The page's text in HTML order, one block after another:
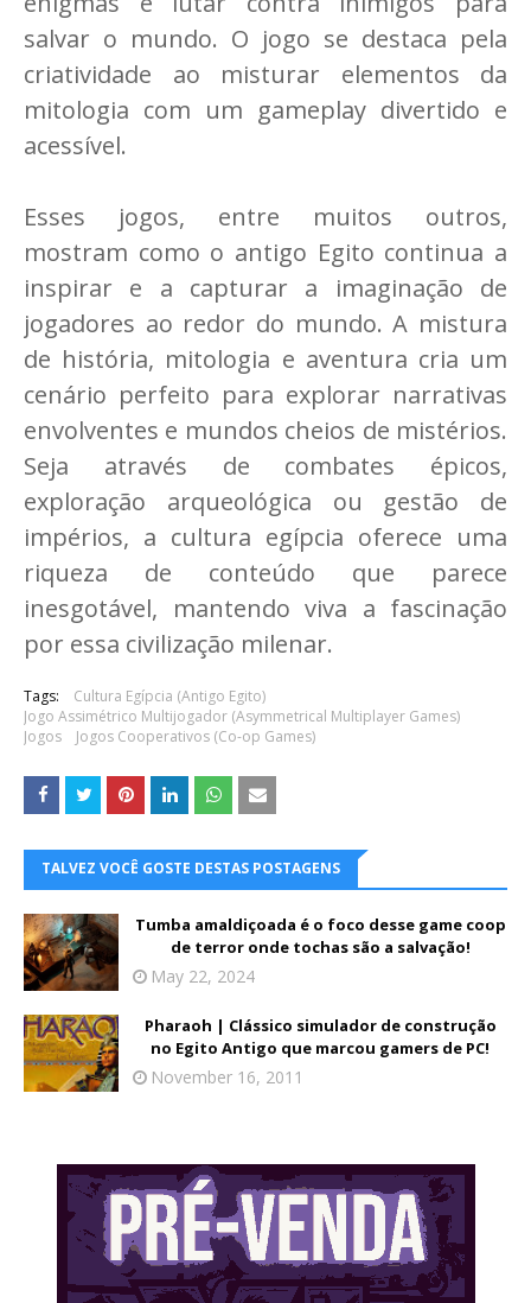
salvar o mundo. O jogo se destaca pela
criatividade ao misturar elementos da
mitologia com um gameplay divertido e
acessível.
Esses jogos, entre muitos outros,
mostram como o antigo Egito continua a
inspirar e a capturar a imaginação de
jogadores ao redor do mundo. A mistura
de história, mitologia e aventura cria um
cenário perfeito para explorar narrativas
envolventes e mundos cheios de mistérios.
Seja através de combates épicos,
exploração arqueológica ou gestão de
impérios, a cultura egípcia oferece uma
riqueza de conteúdo que parece
inesgotável, mantendo viva a fascinação
por essa civilização milenar.
Tags:
Cultura Egípcia (Antigo Egito)
Jogo Assimétrico Multijogador (Asymmetrical Multiplayer Games)
Jogos
Jogos Cooperativos (Co-op Games)
TALVEZ VOCÊ GOSTE DESTAS POSTAGENS
Tumba amaldiçoada é o foco desse game coop
de terror onde tochas são a salvação!
May 22, 2024
Pharaoh | Clássico simulador de construção
no Egito Antigo que marcou gamers de PC!
November 16, 2011